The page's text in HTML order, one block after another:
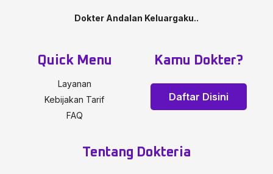
Dokter Andalan Keluargaku..
Quick Menu
Layanan
Kebijakan Tarif
FAQ
Kamu Dokter?
Daftar Disini
Tentang Dokteria